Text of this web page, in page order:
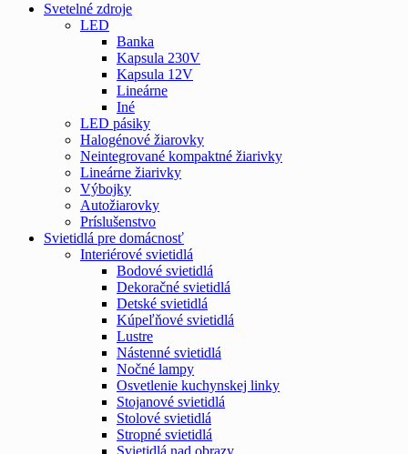
Svetelné zdroje
LED
Banka
Kapsula 230V
Kapsula 12V
Lineárne
Iné
LED pásiky
Halogénové žiarovky
Neintegrované kompaktné žiarivky
Lineárne žiarivky
Výbojky
Autožiarovky
Príslušenstvo
Svietidlá pre domácnosť
Interiérové svietidlá
Bodové svietidlá
Dekoračné svietidlá
Detské svietidlá
Kúpeľňové svietidlá
Lustre
Nástenné svietidlá
Nočné lampy
Osvetlenie kuchynskej linky
Stojanové svietidlá
Stolové svietidlá
Stropné svietidlá
Svietidlá nad obrazy